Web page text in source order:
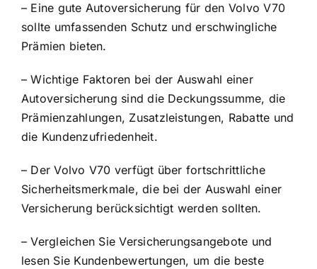
– Eine gute Autoversicherung für den Volvo V70
sollte umfassenden Schutz und erschwingliche
Prämien bieten.
– Wichtige Faktoren bei der Auswahl einer
Autoversicherung sind die Deckungssumme, die
Prämienzahlungen, Zusatzleistungen, Rabatte und
die Kundenzufriedenheit.
– Der Volvo V70 verfügt über fortschrittliche
Sicherheitsmerkmale, die bei der Auswahl einer
Versicherung berücksichtigt werden sollten.
– Vergleichen Sie Versicherungsangebote und
lesen Sie Kundenbewertungen, um die beste